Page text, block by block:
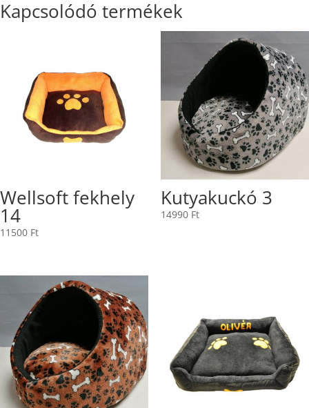
Kapcsolódó termékek
Wellsoft fekhely
14
11500 Ft
Kutyakuckó 3
14990 Ft